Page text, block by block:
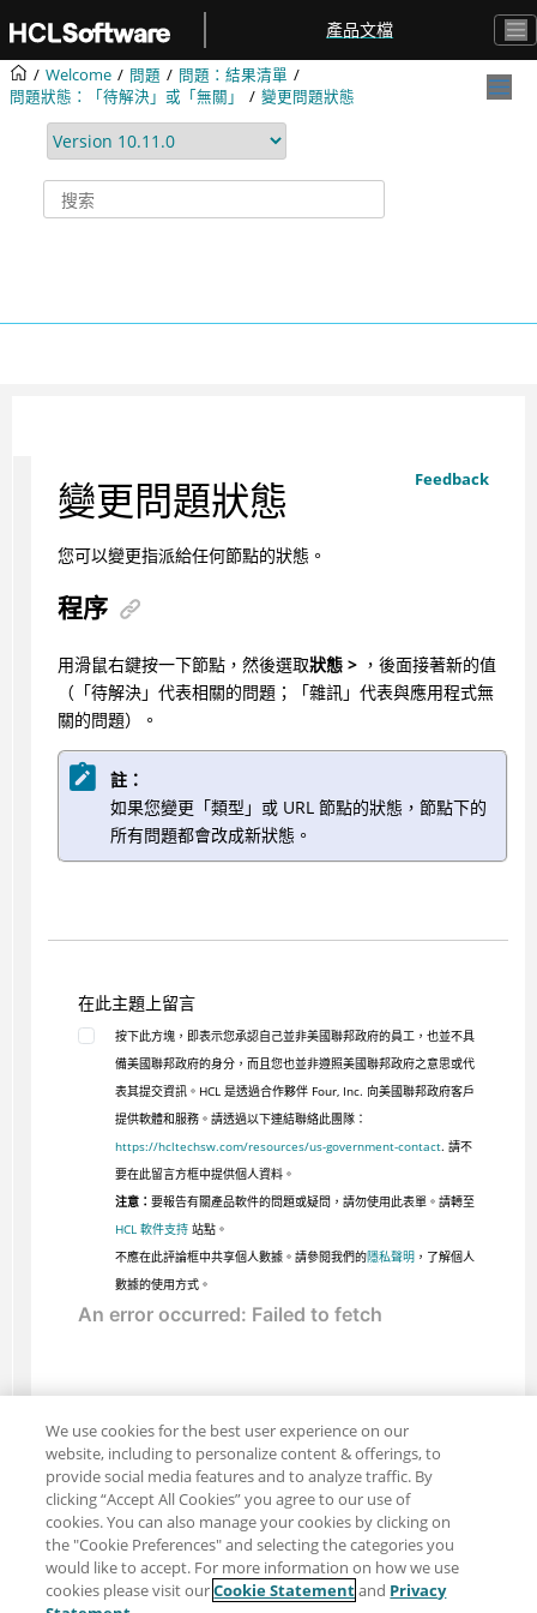
產品文檔
Welcome 問題
問題：結果清單
問題狀態：「待解決」或「無關」
變更問題狀態
Feedback
變更問題狀態
您可以變更指派給任何節點的狀態。
程序
用滑鼠右鍵按一下節點，然後選取狀態 >，後面接著新的值
（「待解決」代表相關的問題；「雜訊」代表與應用程式無
關的問題）。
註：
如果您變更「類型」或 URL 節點的狀態，節點下的
所有問題都會改成新狀態。
在此主題上留言
按下此方塊，即表示您承認自己並非美國聯邦政府的員工，也並不具
備美國聯邦政府的身分，而且您也並非遵照美國聯邦政府之意思或代
表其提交資訊。HCL 是透過合作夥伴 Four, Inc. 向美國聯邦政府客戶
提供軟體和服務。請透過以下連結聯絡此團隊：
https://hcltechsw.com/resources/us-government-contact. 請不
要在此留言方框中提供個人資料。
注意： 要報告有關產品軟件的問題或疑問，請勿使用此表單。請轉至
HCL 軟件支持站點。
不應在此評論框中共享個人數據。請參閱我們的隱私聲明 ，了解個人
數據的使用方式。
分享：電子郵件 推特
We use cookies for the best user experience on our
website, including to personalize content & offerings, to
provide social media features and to analyze traffic. By
clicking “Accept All Cookies” you agree to our use of
cookies. You can also manage your cookies by clicking on
the "Cookie Preferences" and selecting the categories you
would like to accept. For more information on how we use
cookies please visit ourCookie Statementand Privacy